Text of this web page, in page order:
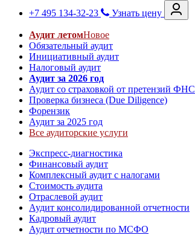
+7 495 134-32-23
Узнать цену
Аудит летомНовое
Обязательный аудит
Инициативный аудит
Налоговый аудит
Аудит за 2026 год
Аудит со страховкой от претензий ФНС
Проверка бизнеса (Due Diligence)
Форензик
Аудит за 2025 год
Все аудиторские услуги
Экспресс-диагностика
Финансовый аудит
Комплексный аудит с налогами
Стоимость аудита
Отраслевой аудит
Аудит консолидированной отчетности
Кадровый аудит
Аудит отчетности по МСФО